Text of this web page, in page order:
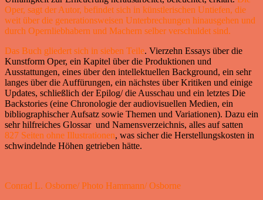
Oper, sagt der Autor, befindet sich in künstlerischen Untiefen, die
weit über die generationsweisen Unterbrechungen hinausgehen und
durch Opernliebhabern und Machern selber verschuldet sind.
Das Buch gliedert sich in sieben Teile. Vierzehn Essays über die
Kunstform Oper, ein Kapitel über die Produktionen und
Ausstattungen, eines über den intellektuellen Background, ein sehr
langes über die Auffürungen, ein nächstes über Kritiken und einige
Updates, schließlich der Epilog/ die Ausschau und ein letztes Die
Backstories (eine Chronologie der audiovisuellen Medien, ein
bibliographischer Aufsatz sowie Themen und Variationen). Dazu ein
sehr hilfreiches Glossar und Namensverzeichnis, alles auf satten
827 Seiten ohne Illustrationen, was sicher die Herstellungskosten in
schwindelnde Höhen getrieben hätte.
Conrad L. Osborne/ Photo Hammann/ Osborne